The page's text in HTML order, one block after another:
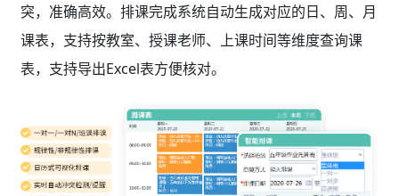
突，准确高效。排课完成系统自动生成对应的日、周、月
课表，支持按教室、授课老师、上课时间等维度查询课
表，支持导出Excel表方便核对。